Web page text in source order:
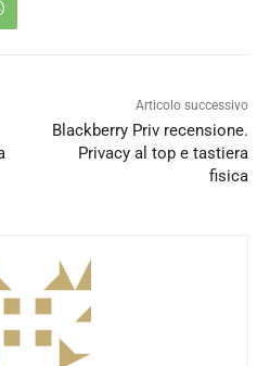
Articolo successivo
Blackberry Priv recensione.
Privacy al top e tastiera
fisica